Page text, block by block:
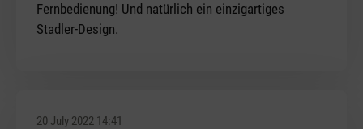
Fernbedienung! Und natürlich ein einzigartiges
Stadler-Design.
20 July 2022 14:41